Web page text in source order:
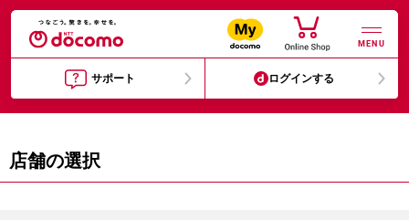
MENU
サポート ログインする
店舗の選択